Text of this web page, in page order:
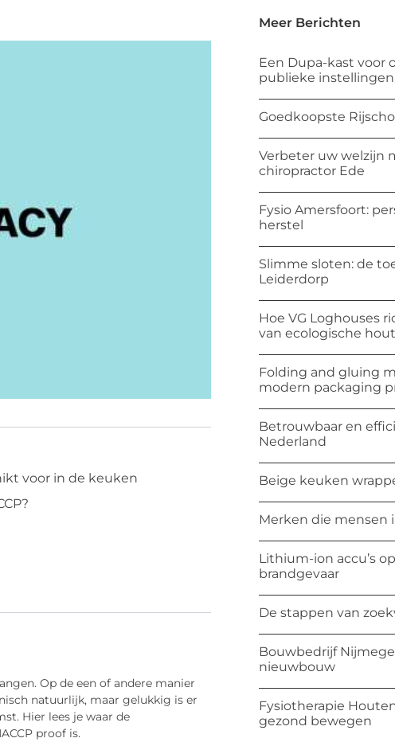
voor in de keuken
Op de een of andere manier
natuurlijk, maar gelukkig is er
Hier lees je waar de
proof is.
Meer Berichten
Een Dupa-kast voor
publieke instellingen
Goedkoopste
Verbeter uw welzijn
chiropractor Ede
Fysio Amersfoort:
herstel
Slimme sloten: de
Leiderdorp
Hoe VG Loghouses
van ecologische
Folding and gluing
modern packaging
Betrouwbaar en
Nederland
Beige keuken
Merken die mensen
Lithium-ion accu’s
brandgevaar
De stappen van
Bouwbedrijf
nieuwbouw
Fysiotherapie
gezond bewegen